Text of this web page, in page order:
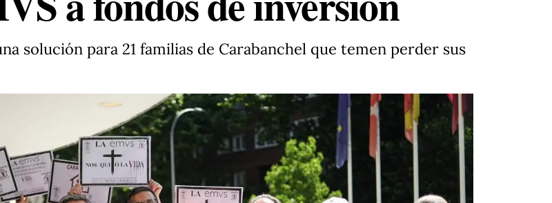
solución para 21 familias de Carabanchel que temen perder sus